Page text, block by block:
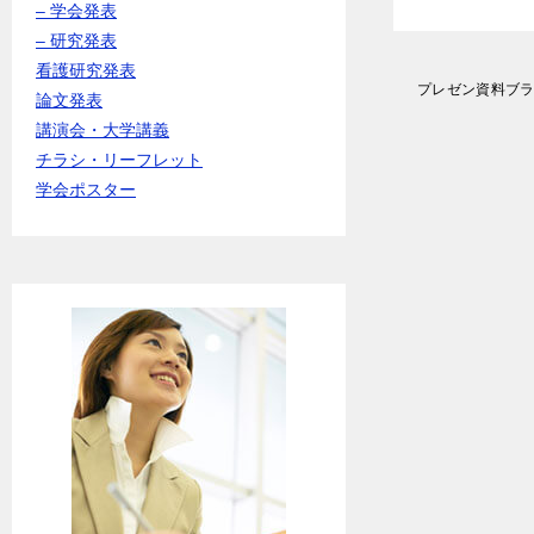
プレゼン資料ブ
– 学会発表
– 研究発表
看護研究発表
論文発表
講演会・大学講義
チラシ・リーフレット
学会ポスター